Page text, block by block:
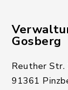
Gosberg
Reuther Str.
91361